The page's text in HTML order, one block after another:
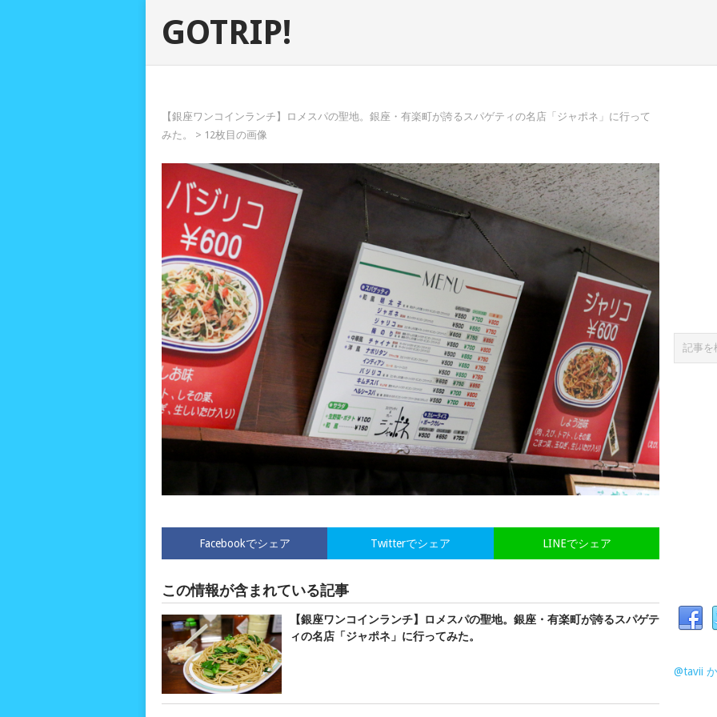
GOTRIP!
【銀座ワンコインランチ】ロメスパの聖地。銀座・有楽町が誇るスパゲティの名店「ジャポネ」に行って
みた。
> 12枚目の画像
Facebookでシェア LINEでシェア
Twitterでシェア
この情報が含まれている記事
【銀座ワンコインランチ】ロメスパの聖地。銀座・有楽町が誇るスパゲテ
ィの名店「ジャポネ」に行ってみた。
@tavii